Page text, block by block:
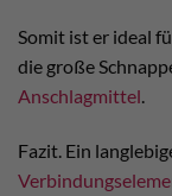
Somit ist er ideal
die große
Anschlagmittel.
Fazit. Ein